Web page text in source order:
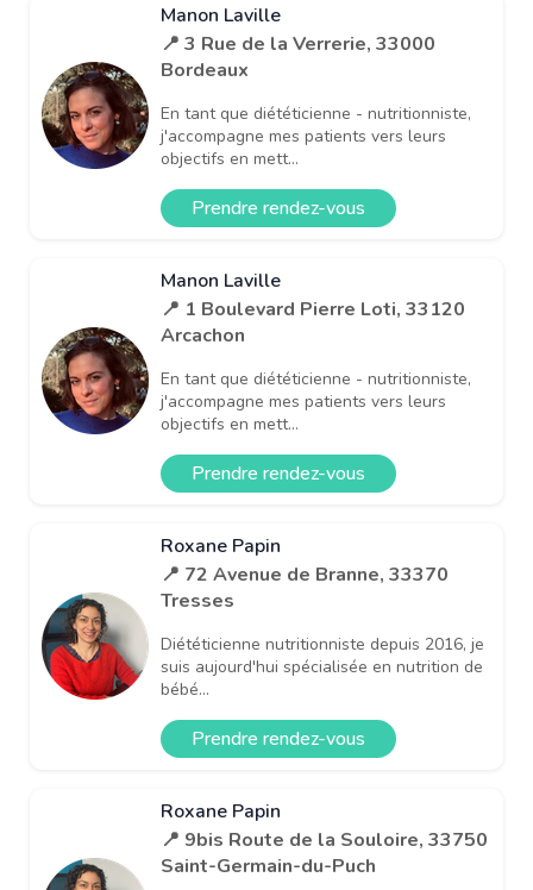
Manon Laville
📍 3 Rue de la Verrerie, 33000
Bordeaux
En tant que diététicienne - nutritionniste,
j'accompagne mes patients vers leurs
objectifs en mett...
Prendre rendez-vous
Manon Laville
📍 1 Boulevard Pierre Loti, 33120
Arcachon
En tant que diététicienne - nutritionniste,
j'accompagne mes patients vers leurs
objectifs en mett...
Prendre rendez-vous
Roxane Papin
📍 72 Avenue de Branne, 33370
Tresses
Diététicienne nutritionniste depuis 2016, je
suis aujourd'hui spécialisée en nutrition de
bébé...
Prendre rendez-vous
Roxane Papin
📍 9bis Route de la Souloire, 33750
Saint-Germain-du-Puch